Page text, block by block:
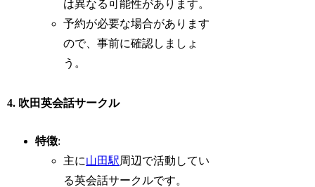
は異なる可能性があります。
予約が必要な場合があります
ので、事前に確認しましょ
う。
4. 吹田英会話サークル
特徴:
主に山田駅周辺で活動してい
る英会話サークルです。